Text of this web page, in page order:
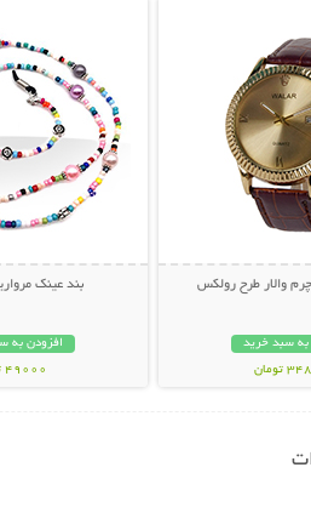
والار طرح رولکس
به سبد خرید
تومان
بند عینک
افزودن به
49000 تومان